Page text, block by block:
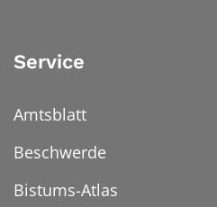
Service
Amtsblatt
Beschwerde
Bistums-Atlas